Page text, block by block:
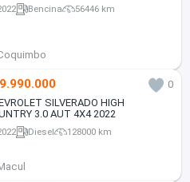
Bencina 56446 km
0
SILVERADO HIGH
3.0 AUT 4X4 2022
Diesel 128000 km